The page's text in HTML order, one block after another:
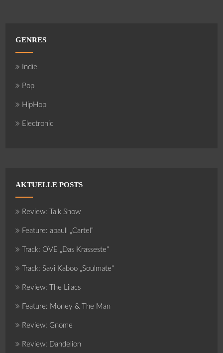
GENRES
Indie
Pop
HipHop
Electronic
AKTUELLE POSTS
Review: Talk Show
Feature: apaull „Cartel“
Track: OVE „Das Krasseste“
Track: Savi Kaboo „Soulmate“
Review: The Lilacs
Feature: Money & The Man
Review: Gnome
Review: Dandelion